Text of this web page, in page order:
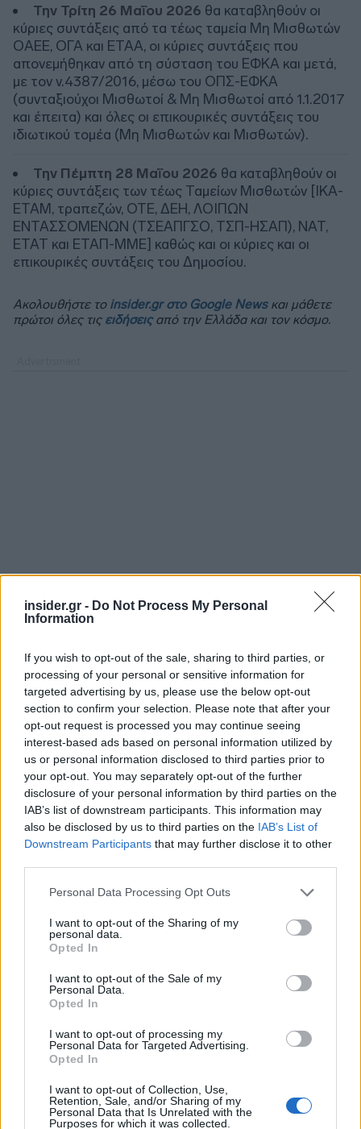
insider.gr - Do Not Process My Personal
Information
If you wish to opt-out of the sale, sharing to third parties, or
processing of your personal or sensitive information for
targeted advertising by us, please use the below opt-out
section to confirm your selection. Please note that after your
opt-out request is processed you may continue seeing
interest-based ads based on personal information utilized by
us or personal information disclosed to third parties prior to
your opt-out. You may separately opt-out of the further
disclosure of your personal information by third parties on the
IAB’s list of downstream participants. This information may
also be disclosed by us to third parties on the IAB’s List of
Downstream Participants that may further disclose it to other
Please note that this website/app uses one or more Google
not limited to your visit or usage behaviour. You may click to
grant or deny consent to Google and its third-party tags to
use your data for below specified purposes in below Google
consent section.
Personal Data Processing Opt Outs
I want to opt-out of the Sharing of my
personal data.
Opted In
I want to opt-out of the Sale of my
Personal Data.
Opted In
I want to opt-out of processing my
Personal Data for Targeted Advertising.
Opted In
I want to opt-out of Collection, Use,
Retention, Sale, and/or Sharing of my
Personal Data that Is Unrelated with the
Purposes for which it was collected.
Την Τρίτη 26 Μαΐου 2026 θα καταβληθούν οι
κύριες συντάξεις από τα τέως ταμεία Μη Μισθωτών
ΟΑΕΕ, ΟΓΑ και ΕΤΑΑ, οι κύριες συντάξεις που
απονεμήθηκαν από τη σύσταση του ΕΦΚΑ και μετά,
με τον ν.4387/2016, μέσω του ΟΠΣ-ΕΦΚΑ
(συνταξιούχοι Μισθωτοί & Μη Μισθωτοί από 1.1.2017
και έπειτα) και όλες οι επικουρικές συντάξεις του
ιδιωτικού τομέα (Μη Μισθωτών και Μισθωτών).
Την Πέμπτη 28 Μαΐου 2026 θα καταβληθούν οι
κύριες συντάξεις των τέως Ταμείων Μισθωτών [ΙΚΑ-
ΕΤΑΜ, τραπεζών, ΟΤΕ, ΔΕΗ, ΛΟΙΠΩΝ
ΕΝΤΑΣΣΟΜΕΝΩΝ (ΤΣΕΑΠΓΣΟ, ΤΣΠ-ΗΣΑΠ), ΝΑΤ,
ΕΤΑΤ και ΕΤΑΠ-ΜΜΕ] καθώς και οι κύριες και οι
επικουρικές συντάξεις του Δημοσίου.
Ακολουθήστε το insider.gr στο Google Newsκαι μάθετε
πρώτοι όλες τις ειδήσειςαπό την Ελλάδα και τον κόσμο.
Η γαλάζια «θετική ατζέντα» στο δρόμο για το
2027 - Το παράπονο της Καρυστιανού - Στον
ΣΥΡΙΖΑ μελετούν Ιστορία
Πυρόπληκτοι: Τι σημαίνουν τα «πράσινα»,
«κίτρινα» και «κόκκινα» σπίτια για τις
αποζημιώσεις
Ποια είναι η (κυβερνητική) λίστα με τα μεγάλα
οδικά έργα και τα εκτιμώμενα
χρονοδιαγράμματα
TAGS: ΕΦΚΑ Συντάξεις
BEST OF